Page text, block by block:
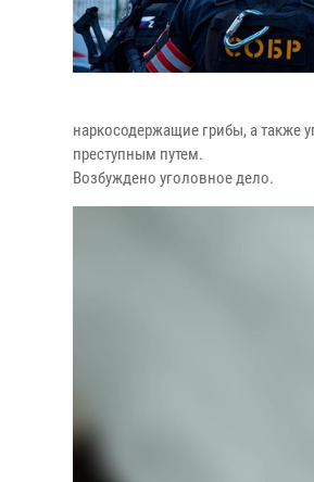
наркосодержащие грибы, а также
преступным путем.
Возбуждено уголовное дело.